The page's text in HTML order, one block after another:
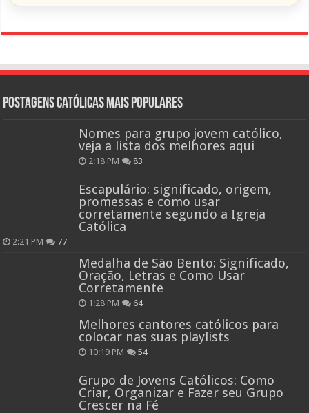
Postagens católicas mais Populares
Nomes para grupo jovem católico,
veja a lista dos melhores aqui
2:18 PM 83
Escapulário: significado, origem,
promessas e como usar
corretamente segundo a Igreja
Católica
2:21 PM 77
Medalha de São Bento: Significado,
Oração, Letras e Como Usar
Corretamente
1:28 PM 64
Melhores cantores católicos para
colocar nas suas playlists
10:19 PM 54
Grupo de Jovens Católicos: Como
Criar, Organizar e Fazer seu Grupo
Crescer na Fé